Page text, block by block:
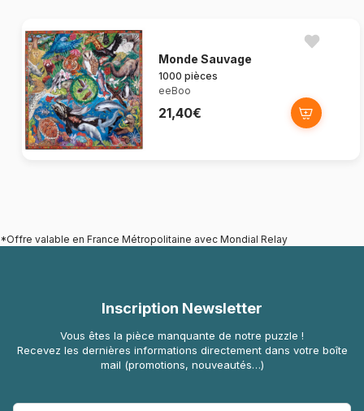
Monde Sauvage
1000 pièces
eeBoo
21,40€
*Offre valable en France Métropolitaine avec Mondial Relay
Inscription Newsletter
Vous êtes la pièce manquante de notre puzzle !
Recevez les dernières informations directement dans votre boîte
mail (promotions, nouveautés…)